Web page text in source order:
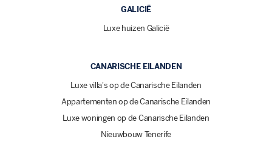
GALICIË
Luxe huizen Galicië
CANARISCHE EILANDEN
Luxe villa's op de Canarische Eilanden
Appartementen op de Canarische Eilanden
Luxe woningen op de Canarische Eilanden
Nieuwbouw Tenerife